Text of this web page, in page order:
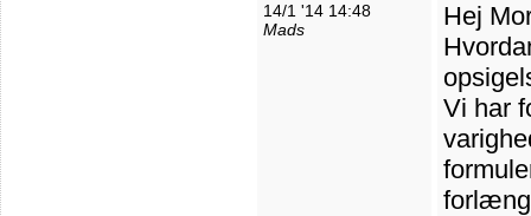
14/1 '14 14:48
Mads
Hej
Vi har